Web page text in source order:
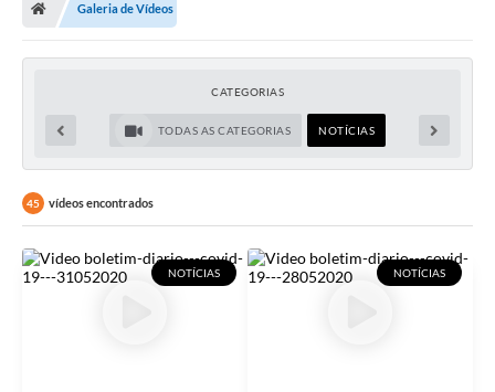
Carta de Serviços
Editais
IPTU, ALVARÁ, ISS E OUTROS SERVIÇOS
Notas Fiscais Eletrônicas
Galeria de Vídeos
CATEGORIAS
TODAS AS CATEGORIAS NOTÍCIAS
45 vídeos encontrados
NOTÍCIAS NOTÍCIAS